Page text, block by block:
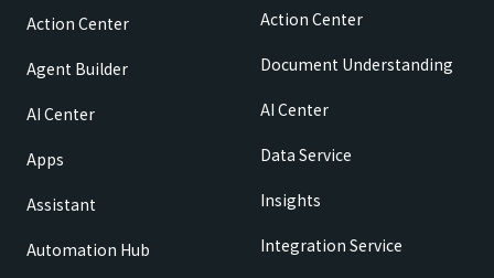
Action Center
Agent Builder
AI Center
Apps
Assistant
Automation Hub
Action Center
Document Understanding
AI Center
Data Service
Insights
Integration Service